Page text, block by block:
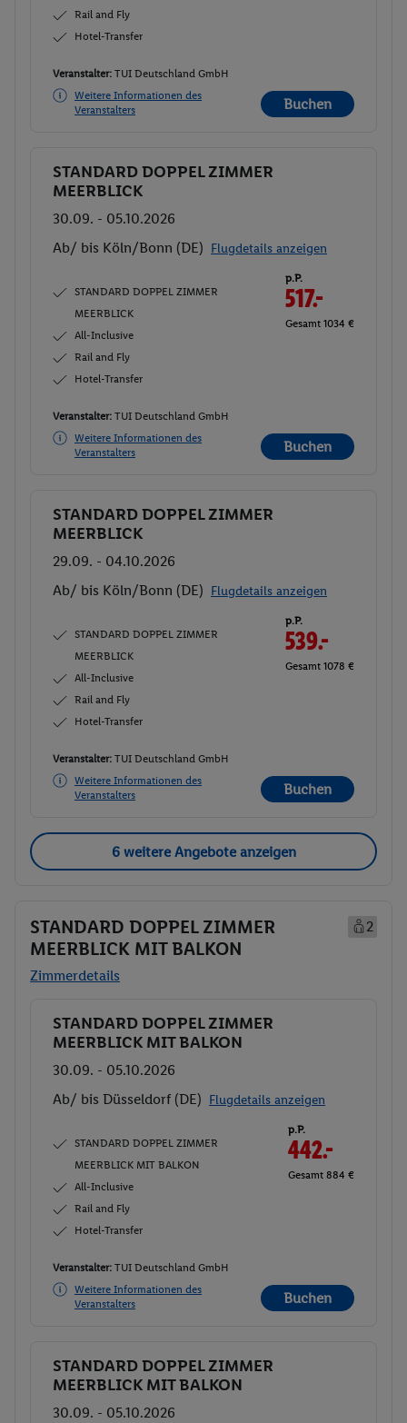
Rail and Fly
Hotel-Transfer
Veranstalter: TUI Deutschland GmbH
Weitere Informationen des
Veranstalters
Buchen
Buchen
STANDARD DOPPEL ZIMMER
MEERBLICK
30.09. - 05.10.2026
Ab/ bis Köln/Bonn (DE) Flugdetails anzeigen
STANDARD DOPPEL ZIMMER
MEERBLICK
All-Inclusive
Rail and Fly
Hotel-Transfer
p.P.
517.-
Gesamt 1034 €
Veranstalter: TUI Deutschland GmbH
Weitere Informationen des
Veranstalters
Buchen
Buchen
STANDARD DOPPEL ZIMMER
MEERBLICK
29.09. - 04.10.2026
Ab/ bis Köln/Bonn (DE) Flugdetails anzeigen
STANDARD DOPPEL ZIMMER
MEERBLICK
All-Inclusive
Rail and Fly
Hotel-Transfer
p.P.
539.-
Gesamt 1078 €
Veranstalter: TUI Deutschland GmbH
Weitere Informationen des
Veranstalters
Buchen
6 weitere Angebote anzeigen
STANDARD DOPPEL ZIMMER
MEERBLICK MIT BALKON
2
Zimmerdetails
Buchen
STANDARD DOPPEL ZIMMER
MEERBLICK MIT BALKON
30.09. - 05.10.2026
Ab/ bis Düsseldorf (DE) Flugdetails anzeigen
STANDARD DOPPEL ZIMMER
MEERBLICK MIT BALKON
All-Inclusive
Rail and Fly
Hotel-Transfer
p.P.
442.-
Gesamt 884 €
Veranstalter: TUI Deutschland GmbH
Weitere Informationen des
Veranstalters
Buchen
Buchen
STANDARD DOPPEL ZIMMER
MEERBLICK MIT BALKON
30.09. - 05.10.2026